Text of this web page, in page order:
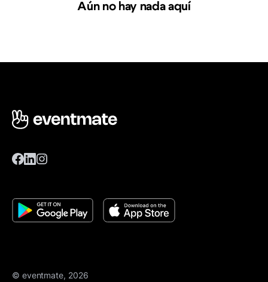
Aún no hay nada aquí
© eventmate, 2026